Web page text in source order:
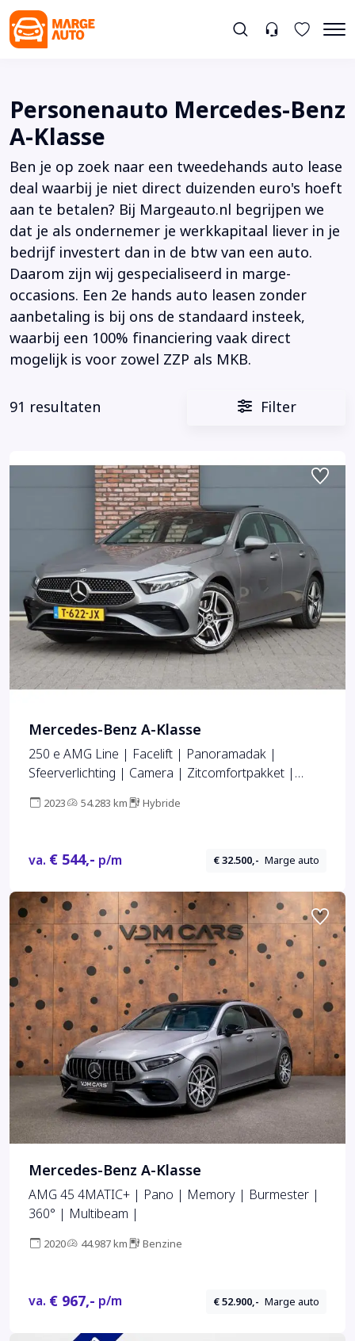
Personenauto Mercedes-Benz
A-Klasse
Ben je op zoek naar een tweedehands auto lease
deal waarbij je niet direct duizenden euro's hoeft
aan te betalen? Bij Margeauto.nl begrijpen we
dat je als ondernemer je werkkapitaal liever in je
bedrijf investert dan in de btw van een auto.
Daarom zijn wij gespecialiseerd in marge-
occasions. Een 2e hands auto leasen zonder
aanbetaling is bij ons de standaard insteek,
waarbij een 100% financiering vaak direct
mogelijk is voor zowel ZZP als MKB.
91 resultaten Filter
Mercedes-Benz A-Klasse
250 e AMG Line | Facelift | Panoramadak |
Sfeerverlichting | Camera | Zitcomfortpakket |
2023 54.283 km Hybride
va. € 544,- p/m € 32.500,- Marge auto
Mercedes-Benz A-Klasse
AMG 45 4MATIC+ | Pano | Memory | Burmester |
360° | Multibeam |
2020 44.987 km Benzine
va. € 967,- p/m € 52.900,- Marge auto